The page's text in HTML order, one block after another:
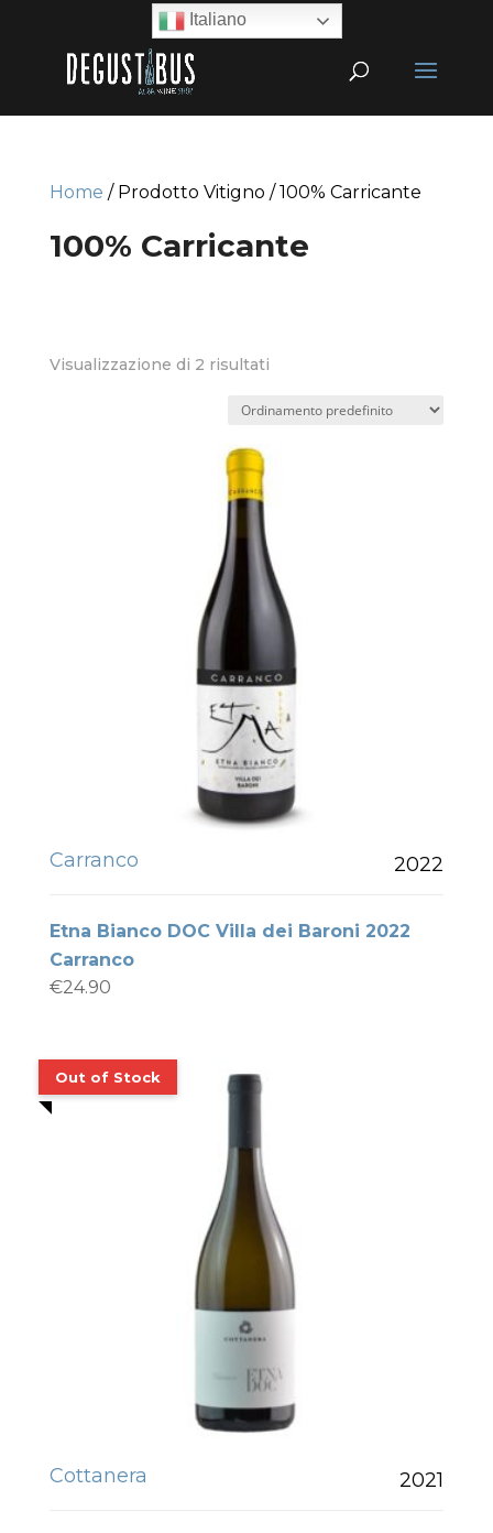
Home / Prodotto Vitigno / 100% Carricante
100% Carricante
Visualizzazione di 2 risultati
Carranco 2022
Etna Bianco DOC Villa dei Baroni 2022
Carranco
€24.90
Cottanera 2021
Italiano